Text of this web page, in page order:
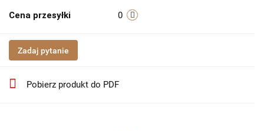
Cena przesyłki 0
Zadaj pytanie
Pobierz produkt do PDF